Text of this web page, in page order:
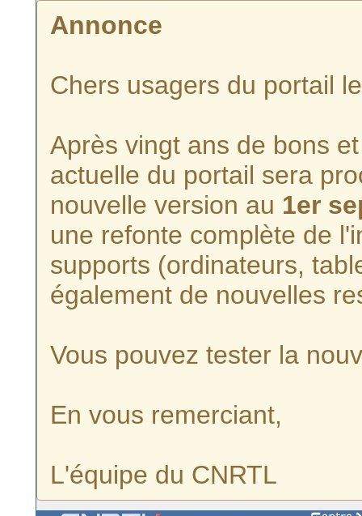
Annonce
Chers usagers du portail
Après vingt ans de bons
actuelle du portail sera
nouvelle version au 1er
une refonte complète de
supports (ordinateurs,
également de nouvelles
Vous pouvez tester la
En vous remerciant,
L'équipe du CNRTL